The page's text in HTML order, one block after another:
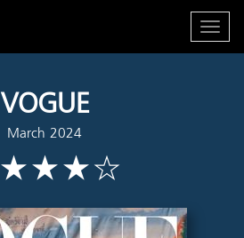
VOGUE
March 2024